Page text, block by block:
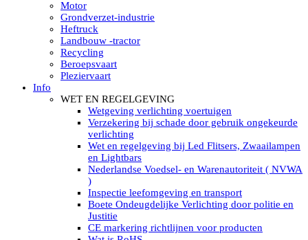
Led achteruitrijverlichting
Led onderbouw achteruitrijlamp
Led werklamp industrieel
Led veiligheidsverlichting
Led werklamp tractor
Led werklamp ADR
Led werklamp drukwaterdicht IP69K
Led werklampen assortiment Tralert
Led breedstralers Lazer
Led werklampen in Subcategorieën
LED WERKVERLICHTING
LED’s work werklamp met accu
LED’s work werklamp portable 220V
LED’s work werklamp Hybride
Led lichtslang 220 Volt
LED’s work werklamp met statief 220V
LED’s light PRO schijnwerpers 220V
LED High Bay verlichting 220V
Subcategorieën Led werkverlichting
LED SIGNALISATIE
Motor
Grondverzet-industrie
Heftruck
Landbouw -tractor
Recycling
Beroepsvaart
Pleziervaart
Info
WET EN REGELGEVING
Wetgeving verlichting voertuigen
Verzekering bij schade door gebruik ongekeurde
verlichting
Wet en regelgeving bij Led Flitsers, Zwaailampen
en Lightbars
Nederlandse Voedsel- en Warenautoriteit ( NVWA
)
Inspectie leefomgeving en transport
Boete Ondeugdelijke Verlichting door politie en
Justitie
CE markering richtlijnen voor producten